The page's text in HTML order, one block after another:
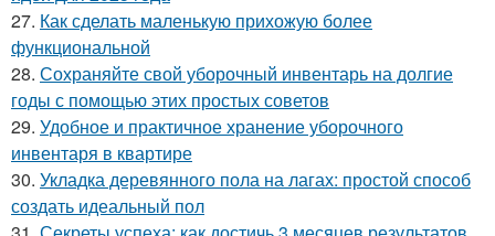
27. Как сделать маленькую прихожую более
функциональной
28. Сохраняйте свой уборочный инвентарь на долгие
годы с помощью этих простых советов
29. Удобное и практичное хранение уборочного
инвентаря в квартире
30. Укладка деревянного пола на лагах: простой способ
создать идеальный пол